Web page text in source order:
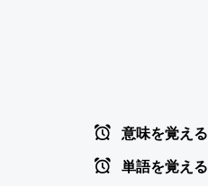
意味を覚える
単語を覚える